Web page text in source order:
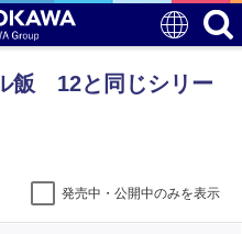
飯 12と同じシリー
発売中・公開中のみを表示